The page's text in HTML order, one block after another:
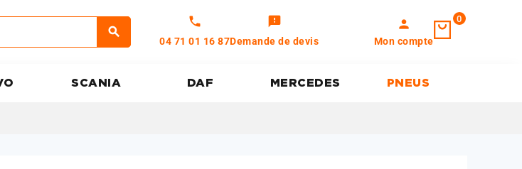
call
04 71 01 16 87
feedback
Demande de devis
person
Mon compte
0
SCANIA DAF MERCEDES PNEUS